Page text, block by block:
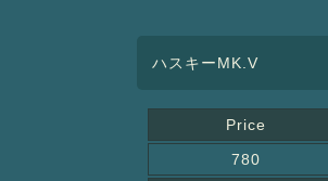
ハスキーMK.V
Price
780